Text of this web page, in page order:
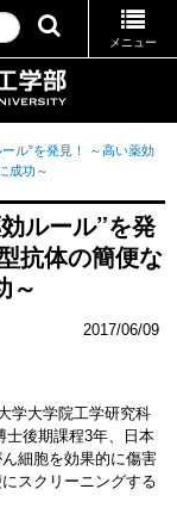
メニュー
ル”を発見！ ～高い薬効
成功～
ルール”を発
抗体の簡便な
～
2017/06/09
学大学院工学研究科
士後期課程3年、日本
細胞を効果的に傷害
スクリーニングする